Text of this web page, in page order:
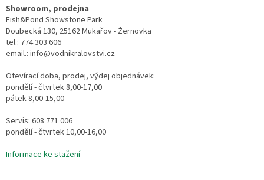
Showroom, prodejna
Fish&Pond Showstone Park
Doubecká 130, 25162 Mukařov - Žernovka
tel.: 774 303 606
email.: info@vodnikralovstvi.cz
Otevírací doba, prodej, výdej objednávek:
pondělí - čtvrtek 8,00-17,00
pátek 8,00-15,00
Servis: 608 771 006
pondělí - čtvrtek 10,00-16,00
Informace ke stažení